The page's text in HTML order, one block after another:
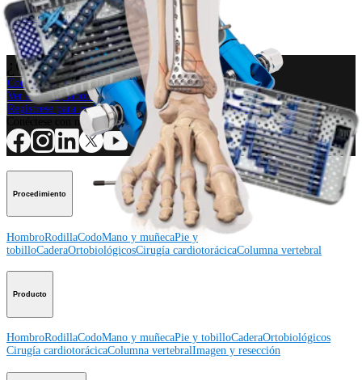
Procedimiento
¿Cómo podemos ayudarlo?
Contacte a un representante
Ver eventos, laboratorios y oportunidades educativas
Regístrese para recibir: ¿Qué hay de nuevo en Arthrex?
Conéctese con nosotros
Procedimiento
HombroRodillaCodoMano y muñecaPie y
tobilloCaderaOrtobiológicosCirugía cardiotorácicaColumna vertebral
Producto
HombroRodillaCodoMano y muñecaPie y tobilloCaderaOrtobiológicos
Cirugía cardiotorácicaColumna vertebralImagen y resección